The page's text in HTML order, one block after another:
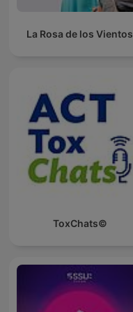
La Rosa de los Vientos
ToxChats©